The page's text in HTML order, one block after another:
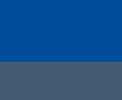
2026 Copyright